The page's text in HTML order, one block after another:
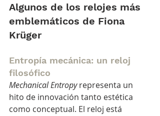
Algunos de los relojes más
emblemáticos de Fiona
Krüger
Entropía mecánica: un reloj
filosófico
Mechanical Entropy representa un
hito de innovación tanto estética
como conceptual. El reloj está